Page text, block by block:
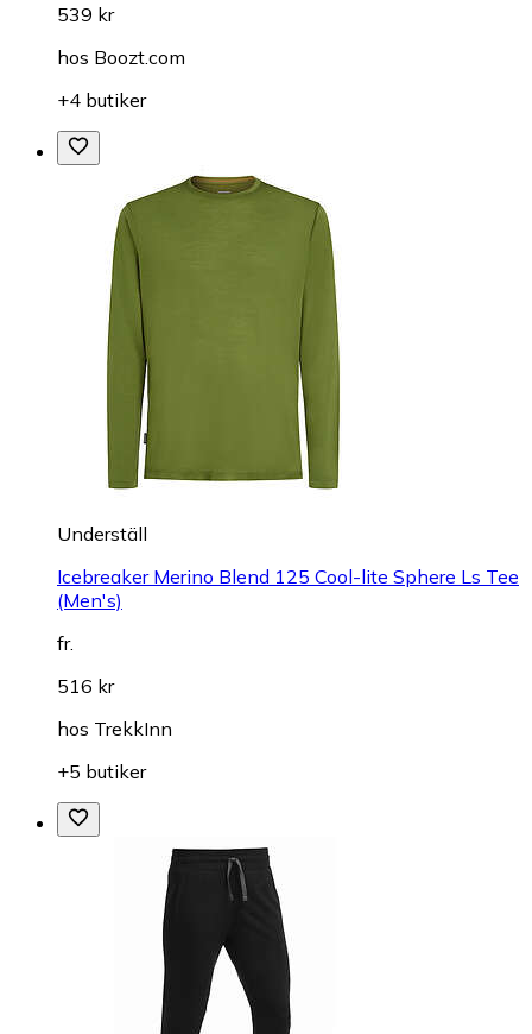
539 kr
hos Boozt.com
+4 butiker
Underställ
Icebreaker Merino Blend 125 Cool-lite Sphere Ls Tee
(Men's)
fr.
516 kr
hos TrekkInn
+5 butiker